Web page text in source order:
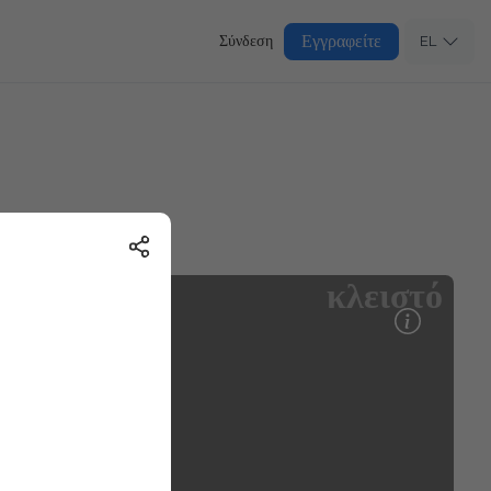
Σύνδεση Εγγραφείτε EL
κλειστό